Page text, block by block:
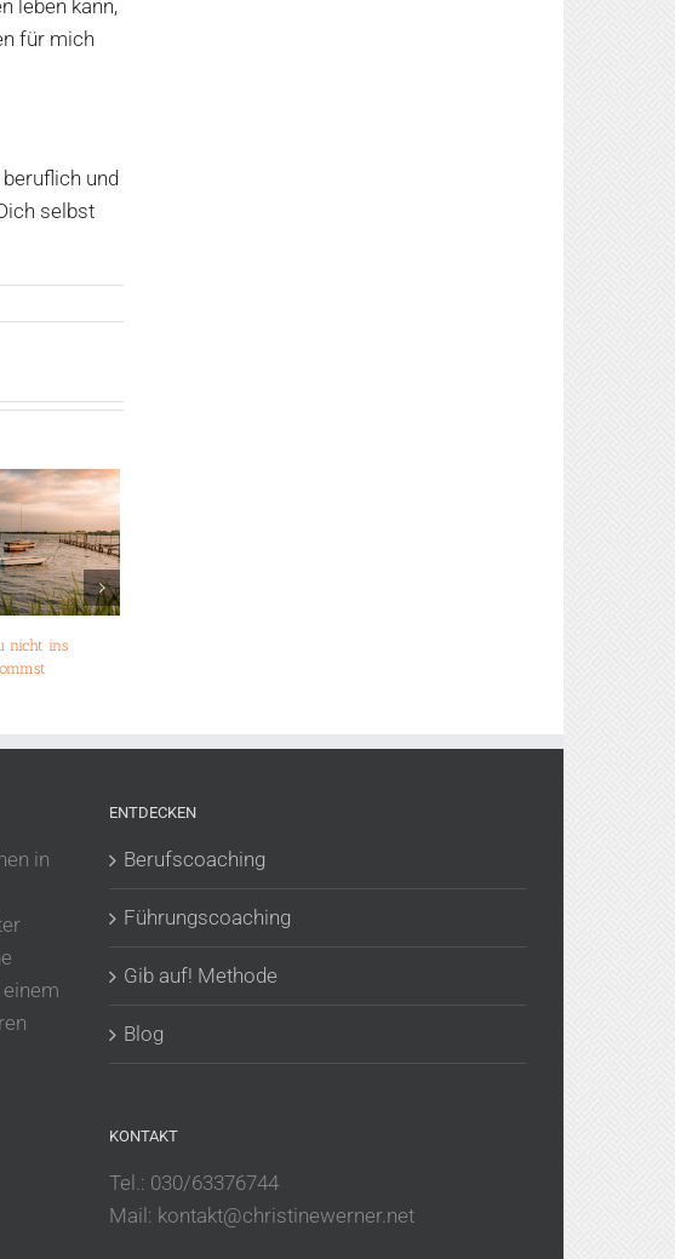
leben kann,
für mich
und
selbst
nicht ins
in
ENTDECKEN
Berufscoaching
Führungscoaching
Gib auf! Methode
Blog
KONTAKT
Tel.: 030/63376744
Mail: kontakt@christinewerner.net